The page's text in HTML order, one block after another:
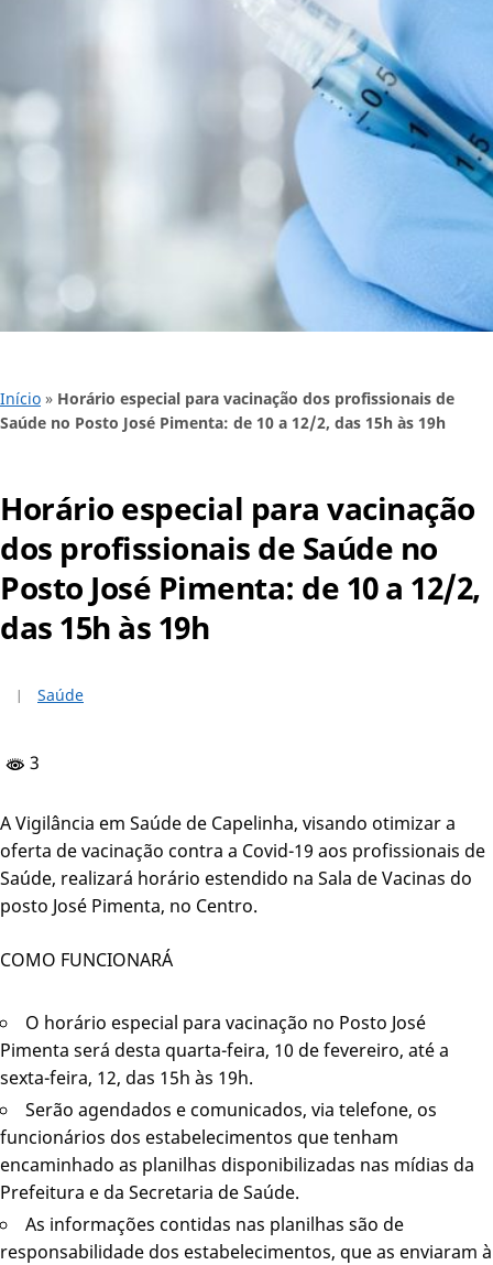
Início » Horário especial para vacinação dos profissionais de
Saúde no Posto José Pimenta: de 10 a 12/2, das 15h às 19h
Horário especial para vacinação
dos profissionais de Saúde no
Posto José Pimenta: de 10 a 12/2,
das 15h às 19h
Saúde
3
A Vigilância em Saúde de Capelinha, visando otimizar a
oferta de vacinação contra a Covid-19 aos profissionais de
Saúde, realizará horário estendido na Sala de Vacinas do
posto José Pimenta, no Centro.
COMO FUNCIONARÁ
O horário especial para vacinação no Posto José
Pimenta será desta quarta-feira, 10 de fevereiro, até a
sexta-feira, 12, das 15h às 19h.
Serão agendados e comunicados, via telefone, os
funcionários dos estabelecimentos que tenham
encaminhado as planilhas disponibilizadas nas mídias da
Prefeitura e da Secretaria de Saúde.
As informações contidas nas planilhas são de
responsabilidade dos estabelecimentos, que as enviaram à